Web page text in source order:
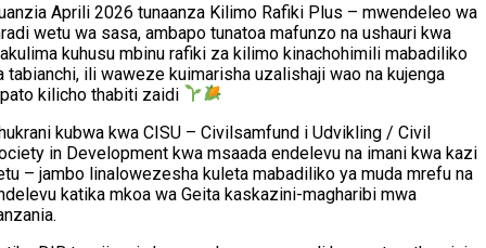
Aprili 2026 tunaanza Kilimo Rafiki Plus – mwendeleo wa
wetu wa sasa, ambapo tunatoa mafunzo na ushauri kwa
kuhusu mbinu rafiki za kilimo kinachohimili mabadiliko
tabianchi, ili waweze kuimarisha uzalishaji wao na kujenga
kilicho thabiti zaidi
kubwa kwa CISU – Civilsamfund i Udvikling / Civil
in Development kwa msaada endelevu na imani kwa kazi
– jambo linalowezesha kuleta mabadiliko ya muda mrefu na
katika mkoa wa Geita kaskazini-magharibi mwa